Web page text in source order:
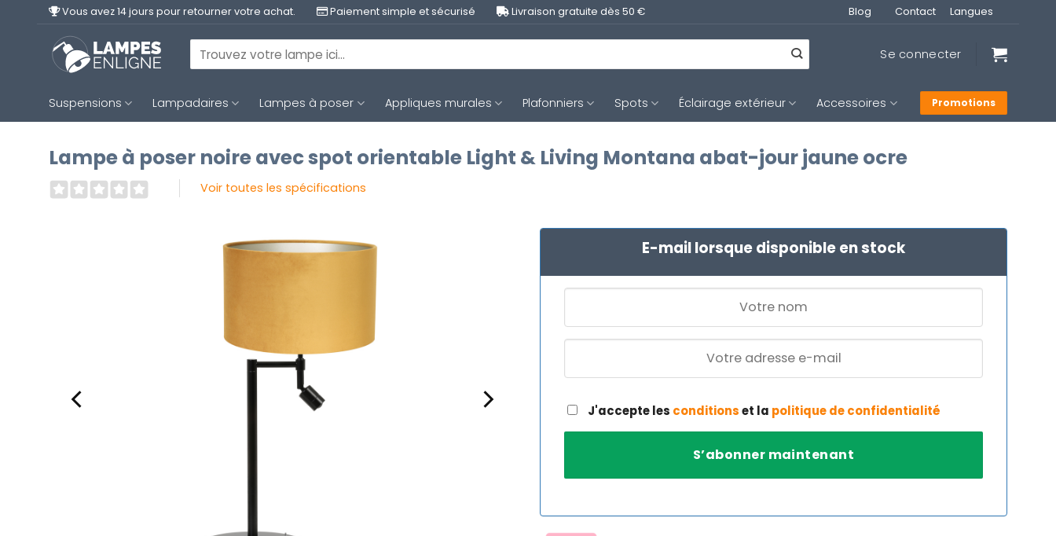
Vous avez 14 jours pour retourner votre achat. Paiement simple et sécurisé Livraison gratuite dès 50 € Blog Contact Langues
Recherche
pour :
Se connecter
Suspensions Lampadaires Lampes à poser Appliques murales Plafonniers Spots Éclairage extérieur Accessoires Promotions
Lampe à poser noire avec spot orientable Light & Living Montana abat-jour jaune ocre
Voir toutes les spécifications
E-mail lorsque disponible en stock
J'accepte les conditionset la politique de confidentialité